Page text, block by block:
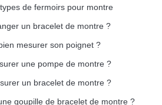
de fermoirs pour montre
un bracelet de montre ?
mesurer son poignet ?
une pompe de montre ?
un bracelet de montre ?
goupille de bracelet de montre ?